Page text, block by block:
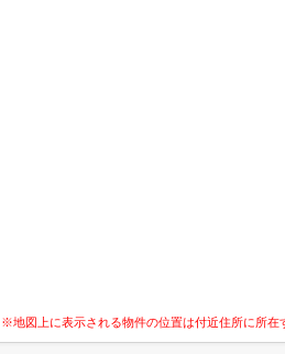
※地図上に表示される物件の位置は付近住所に所在